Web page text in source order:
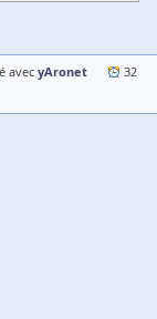
avec yAronet
32